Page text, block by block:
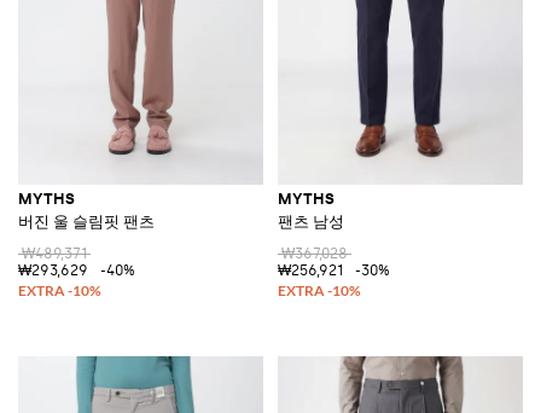
MYTHS
버진 울 슬림핏 팬츠
₩489,371
₩293,629
-40%
MYTHS
팬츠 남성
₩367,028
₩256,921
-30%